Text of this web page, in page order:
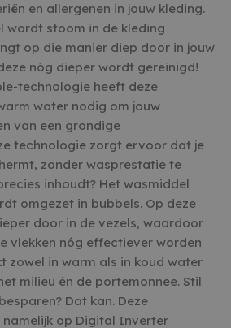
en allergenen in jouw kleding.
wordt stoom in de kleding
op die manier diep door in jouw
nóg dieper wordt gereinigd!
technologie heeft deze
water nodig om jouw
van een grondige
technologie zorgt ervoor dat je
zonder wasprestatie te
inhoudt? Het wasmiddel
omgezet in bubbels. Op deze
door in de vezels, waardoor
vlekken nóg effectiever worden
zowel in warm als in koud water
milieu én de portemonnee. Stil
Dat kan. Deze
op Digital Inverter